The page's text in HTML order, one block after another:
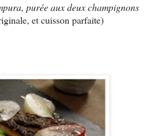
purée aux deux champignons
et cuisson parfaite)